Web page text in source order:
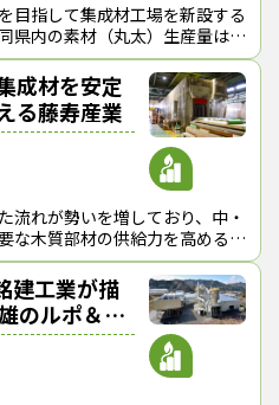
目指して集成材工場を新設する
県内の素材（丸太）生産量は増
を有効利用する工場が県内には
需要
成材を安定
る藤寿産業
流れが勢いを増しており、中・
な木質部材の供給力を高めるこ
だが、物件ごとに様々な注文が
生
建工業が描
のルポ＆対